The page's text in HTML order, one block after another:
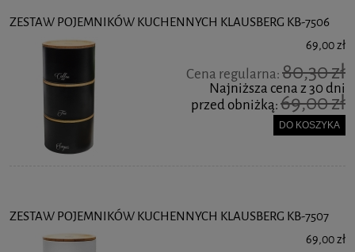
ZESTAW POJEMNIKÓW KUCHENNYCH KLAUSBERG KB-7506
69,00 zł
Cena regularna:80,30 zł
Najniższa cena z 30 dni
przed obniżką:69,00 zł
DO KOSZYKA
ZESTAW POJEMNIKÓW KUCHENNYCH KLAUSBERG KB-7507
69,00 zł